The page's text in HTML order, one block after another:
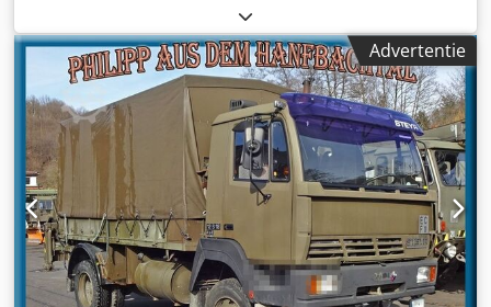
diesel
brandstof:diesel, brandstoftankcapaciteit:16.000 l, kleur:
, bestuurderscabine:dagcabine, soort overbrenging:
mechanisch, aantal versnellingen:6, Bouwjaar:1977,
Uitrusting:ABS, mistlampen, = Aanvullende opties en
accessoires = - Bladvering - Radio/Cassette speler -
Radio/CD speler - Snelheidsbegrenzer Chodpfxeymrqte
Aivja = Bijzonderheden = 1490761236780 = Meer
informatie = Vooras: Meesturend Achteras 1: Dubbellucht
Achteras 2: Dubbellucht Technische staat: zeer goed
Optische staat: zeer goed = Bedrijfsinformatie = Heeft u
vragen of suggesties? Neem dan gerust contact met ons
op. Wij garanderen een antwoord binnen 8 uur. Prijzen
Advertentie